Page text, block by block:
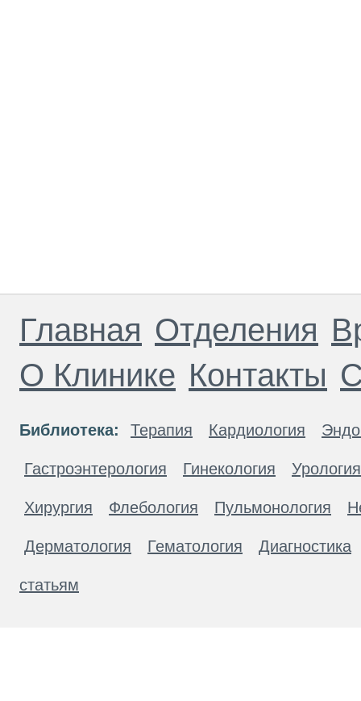
Главная Отделения
О Клинике Контакты
Библиотека: Терапия Кардиология
Гастроэнтерология Гинекология Урология
Хирургия Флебология Пульмонология
Дерматология Гематология Диагностика
статьям